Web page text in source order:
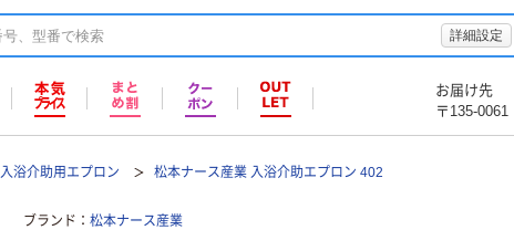
詳細設定
お届け先
〒135-0061
入浴介助用エプロン 松本ナース産業 入浴介助エプロン 402
ブランド 松本ナース産業